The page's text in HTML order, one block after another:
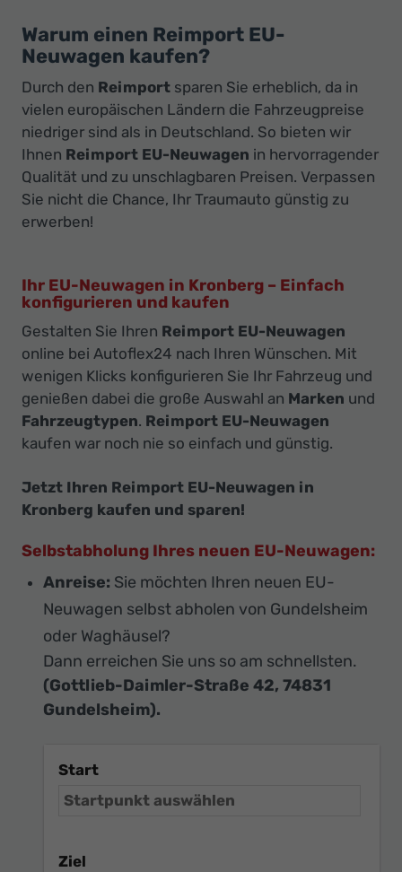
Warum einen Reimport EU-
Neuwagen kaufen?
Durch den Reimport sparen Sie erheblich, da in
vielen europäischen Ländern die Fahrzeugpreise
niedriger sind als in Deutschland. So bieten wir
Ihnen Reimport EU-Neuwagen in hervorragender
Qualität und zu unschlagbaren Preisen. Verpassen
Sie nicht die Chance, Ihr Traumauto günstig zu
erwerben!
Ihr EU-Neuwagen in Kronberg – Einfach
konfigurieren und kaufen
Gestalten Sie Ihren Reimport EU-Neuwagen
online bei Autoflex24 nach Ihren Wünschen. Mit
wenigen Klicks konfigurieren Sie Ihr Fahrzeug und
genießen dabei die große Auswahl an Marken und
Fahrzeugtypen. Reimport EU-Neuwagen
kaufen war noch nie so einfach und günstig.
Jetzt Ihren Reimport EU-Neuwagen in
Kronberg kaufen und sparen!
Selbstabholung Ihres neuen EU-Neuwagen:
Anreise: Sie möchten Ihren neuen EU-
Neuwagen selbst abholen von Gundelsheim
oder Waghäusel?
Dann erreichen Sie uns so am schnellsten.
(Gottlieb-Daimler-Straße 42, 74831
Gundelsheim).
Start
Ziel